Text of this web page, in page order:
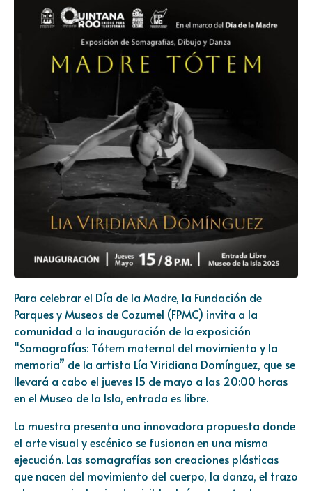
Para celebrar el Día de la Madre, la Fundación de
Parques y Museos de Cozumel (FPMC) invita a la
comunidad a la inauguración de la exposición
“Somagrafías: Tótem maternal del movimiento y la
memoria” de la artista Lía Viridiana Domínguez, que se
llevará a cabo el jueves 15 de mayo a las 20:00 horas
en el Museo de la Isla, entrada es libre.
La muestra presenta una innovadora propuesta donde
el arte visual y escénico se fusionan en una misma
ejecución. Las somagrafías son creaciones plásticas
que nacen del movimiento del cuerpo, la danza, el trazo